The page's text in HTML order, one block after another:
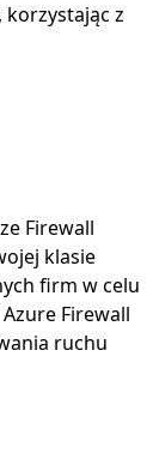
z
Firewall
klasie
firm w celu
Firewall
ruchu